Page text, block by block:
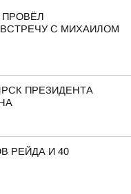
С МИХАИЛОМ
ПРЕЗИДЕНТА
РЕЙДА И 40